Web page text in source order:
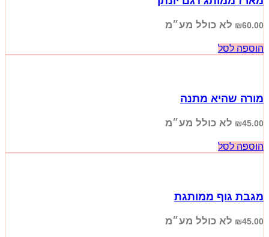
₪60.00 לא כולל מע״מ
הוספה לסל
מורה שהיא מתנה
₪45.00 לא כולל מע״מ
הוספה לסל
מגבת גוף ממותגת
₪45.00 לא כולל מע״מ